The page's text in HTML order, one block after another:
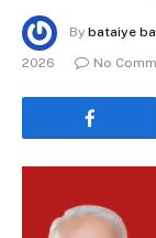
By bataiye
2026
No